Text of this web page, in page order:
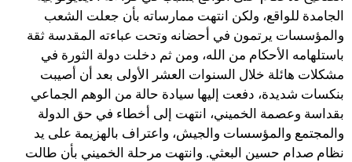
الجامدة للواقع، ولكن انتهت ممارساته بأن جعلت الشعب
والمؤسسات يرتمون في أحضانه وتحت عباءته المقدسة ثقة
باستلهامه الأحكام من الله، ومن ثم دخلت دولة الثورة في
مشكلات هائلة خلال السنوات العشر الأولى بعد أن أصيبت
بنكسات شديدة، دفعت إليها سيادة حالة من الوهم الجماعي
بقداسة وعصمة الخميني، انتهت إلى أخطاء في حق الدولة
والمجتمع والمؤسسات والجيش، واعتراف بالهزيمة على يد
نظام صدام حسين البعثي. وانتهت مرحلة الخميني بأن طالت